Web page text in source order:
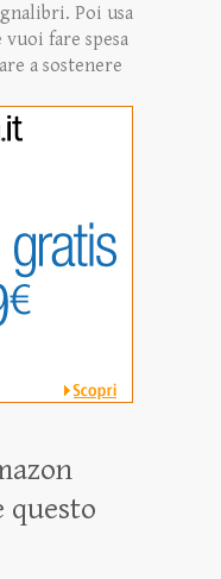
Poi usa
fare spesa
a sostenere
questo